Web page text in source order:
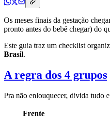
Os meses finais da gestação
pronto antes do bebê chegar) do
Este guia traz um checklist
Brasil.
A regra dos 4 grupos
Pra não enlouquecer, divida tudo
Frente